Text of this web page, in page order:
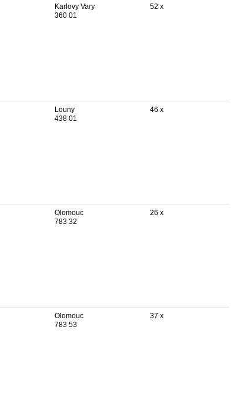
Karlovy Vary
360 01
52 x
Louny
438 01
46 x
Olomouc
783 32
26 x
Olomouc
783 53
37 x